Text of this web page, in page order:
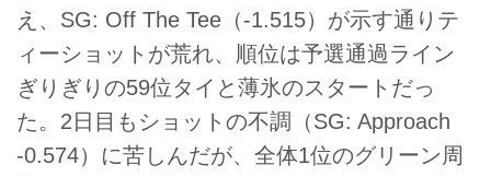
え、SG: Off The Tee（-1.515）が示す通りテ
ィーショットが荒れ、順位は予選通過ライン
ぎりぎりの59位タイと薄氷のスタートだっ
た。2日目もショットの不調（SG: Approach
-0.574）に苦しんだが、全体1位のグリーン周